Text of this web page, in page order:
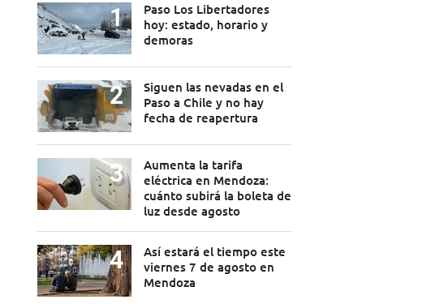
Paso Los Libertadores
hoy: estado, horario y
demoras
Siguen las nevadas en el
Paso a Chile y no hay
fecha de reapertura
Aumenta la tarifa
eléctrica en Mendoza:
cuánto subirá la boleta de
luz desde agosto
Así estará el tiempo este
viernes 7 de agosto en
Mendoza